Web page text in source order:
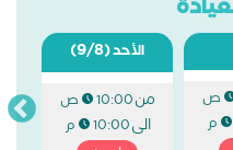
الأحد(9/8)
من10:00 ص
الى10:00 م